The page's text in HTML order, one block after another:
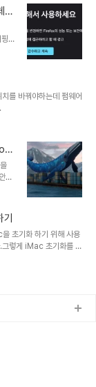
한 Max Bid를 대신 입
초까지 설정도 가능하
달러만 결제하게 되었
화
면
를 바꿔야하는데 펌웨어
된
전
는
초기화 하기 위해 사용
렇게 iMac 초기화를 끝
휴지통에 넣고 비우
제한 다음 다시 복구 모드